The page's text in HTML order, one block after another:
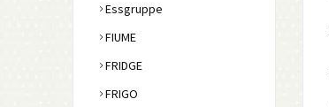
Essgruppe
FIUME
FRIDGE
FRIGO